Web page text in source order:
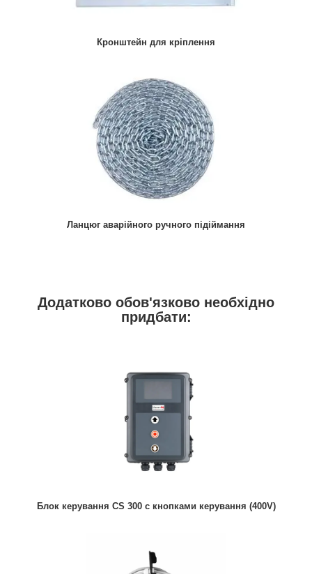
Кронштейн для кріплення
Ланцюг аварійного ручного підіймання
Додатково обов'язково необхідно
придбати:
Блок керування CS 300 с кнопками керування (400V)